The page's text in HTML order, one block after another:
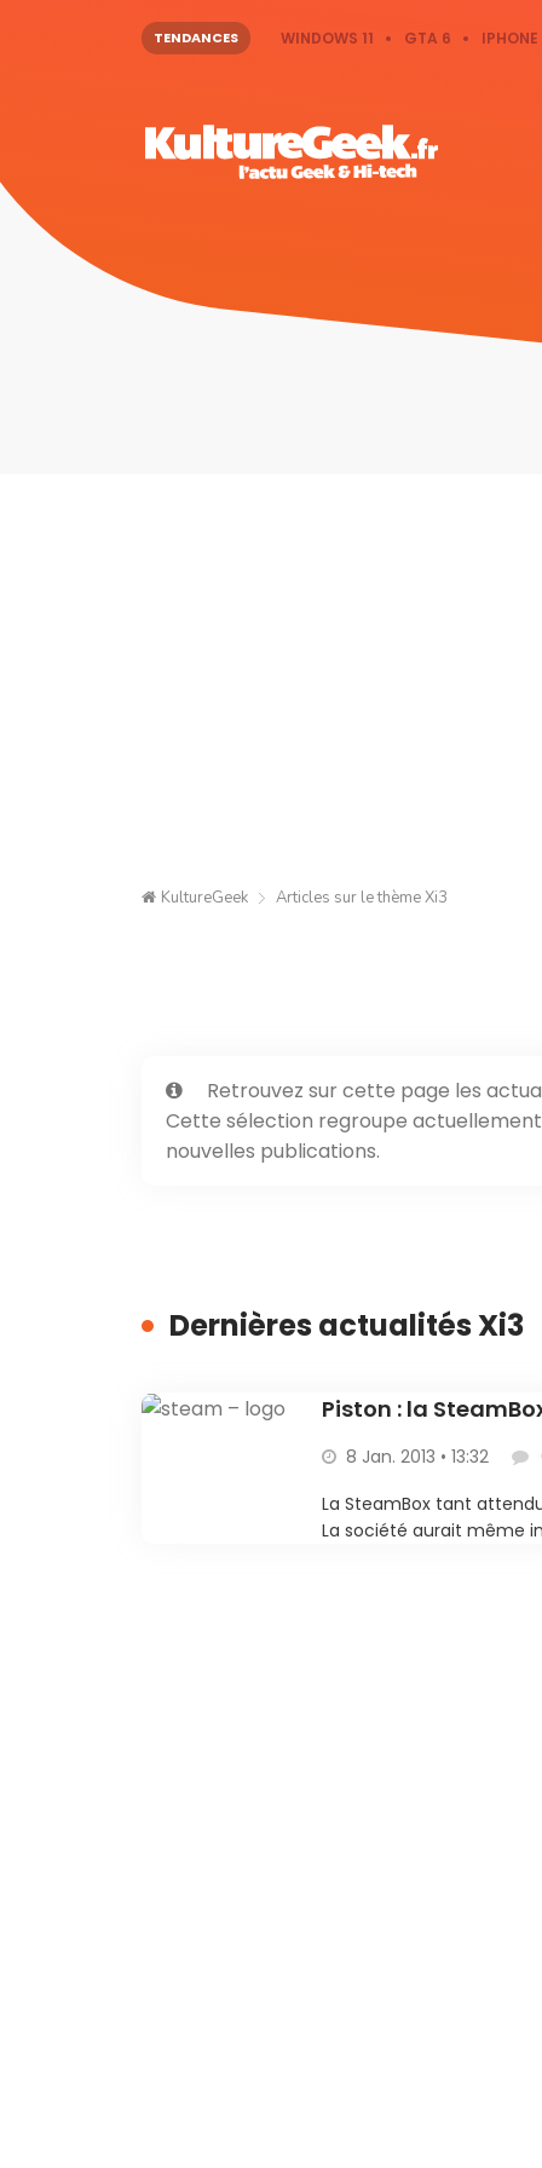
TENDANCES WINDOWS 11 GTA 6 IPHONE
KultureGeek Articles sur le thèmeXi3
Retrouvez sur cette page les
Cette sélection regroupe
nouvelles publications.
Dernières actualités Xi3
Piston : la
8 Jan. 2013 • 13:32
La SteamBox tant
La société aurait même